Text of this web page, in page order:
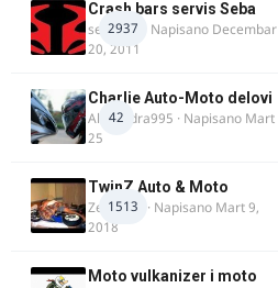
2937
Crash bars servis Seba
seba011 · Napisano Decembar
20, 2011
42
Charlie Auto-Moto delovi
Alexandra995 · Napisano Mart
25
1513
TwinZ Auto & Moto
Zeljkamp · Napisano Mart 9,
2018
Moto vulkanizer i moto